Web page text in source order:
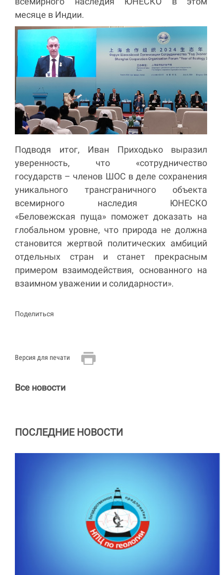
месяце в Индии.
Подводя итог, Иван Приходько выразил
уверенность, что «сотрудничество
государств – членов ШОС в деле сохранения
уникального трансграничного объекта
всемирного наследия ЮНЕСКО
«Беловежская пуща» поможет доказать на
глобальном уровне, что природа не должна
становится жертвой политических амбиций
отдельных стран и станет прекрасным
примером взаимодействия, основанного на
взаимном уважении и солидарности».
Поделиться
Версия для печати
Все новости
ПОСЛЕДНИЕ НОВОСТИ